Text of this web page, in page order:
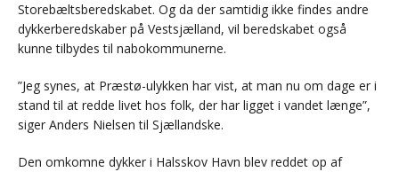
Storebæltsberedskabet. Og da der samtidig ikke findes andre
dykkerberedskaber på Vestsjælland, vil beredskabet også
kunne tilbydes til nabokommunerne.
”Jeg synes, at Præstø-ulykken har vist, at man nu om dage er i
stand til at redde livet hos folk, der har ligget i vandet længe”,
siger Anders Nielsen til Sjællandske.
Den omkomne dykker i Halsskov Havn blev reddet op af